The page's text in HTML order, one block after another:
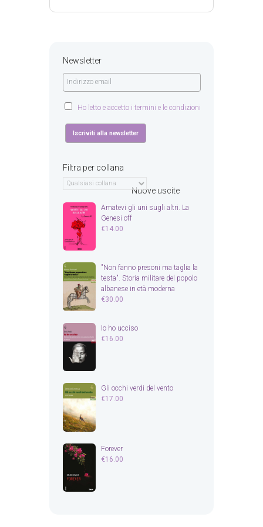
Newsletter
Ho letto e accetto i termini e le condizioni
Filtra per collana
Nuove uscite
Amatevi gli uni sugli altri. La
Genesi off
€14.00
"Non fanno presoni ma taglia la
testa". Storia militare del popolo
albanese in età moderna
€30.00
Io ho ucciso
€16.00
Gli occhi verdi del vento
€17.00
Forever
€16.00